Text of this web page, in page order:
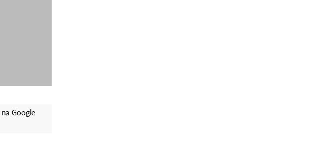
na Google